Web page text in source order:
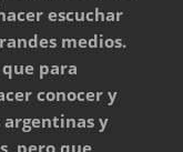
escuchar
medios.
para
conocer y
argentinas y
pero que